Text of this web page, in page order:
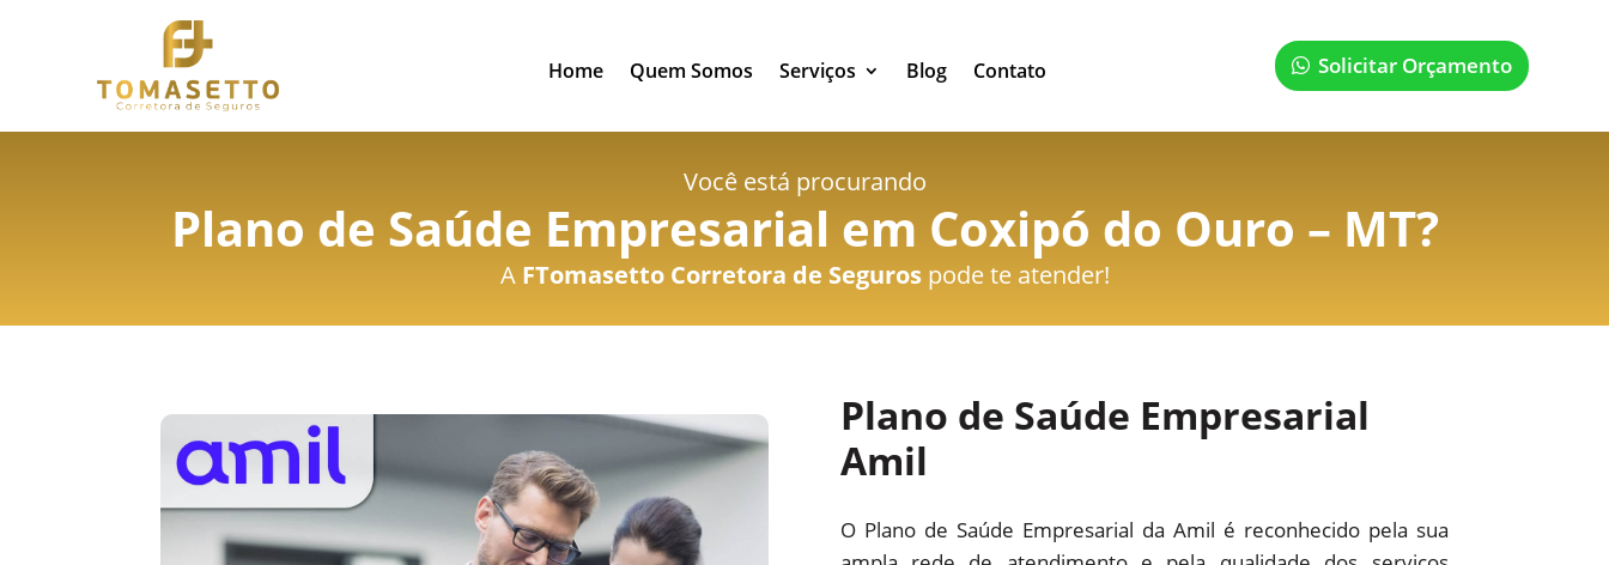
Home Quem Somos Serviços Blog Contato Solicitar Orçamento
Você está procurando
Plano de Saúde Empresarial em Coxipó do Ouro – MT?
A FTomasetto Corretora de Segurospode te atender!
Plano de Saúde Empresarial
Amil
O Plano de Saúde Empresarial da Amil é reconhecido pela sua